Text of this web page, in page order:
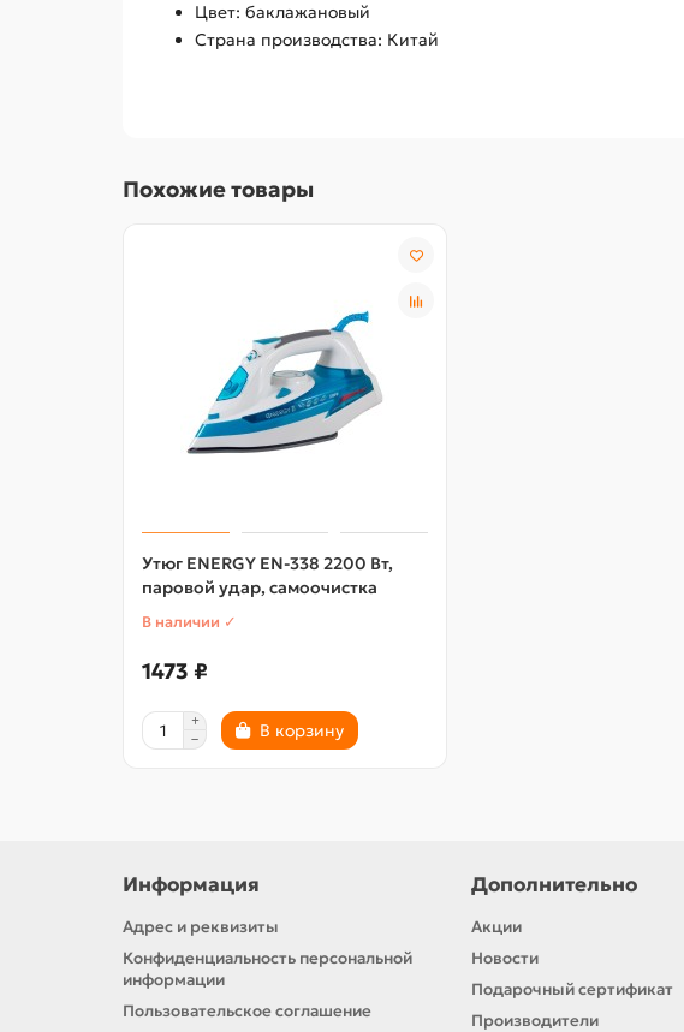
Цвет: баклажановый
Страна производства: Китай
Похожие товары
Утюг ENERGY EN-338 2200 Вт,
паровой удар, самоочистка
В наличии ✓
1473 ₽
В корзину
Информация
Адрес и реквизиты
Конфиденциальность персональной
информации
Пользовательское соглашение
Дополнительно
Акции
Новости
Подарочный сертификат
Производители